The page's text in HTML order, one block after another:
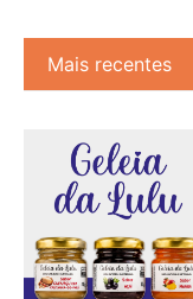
Mais recentes